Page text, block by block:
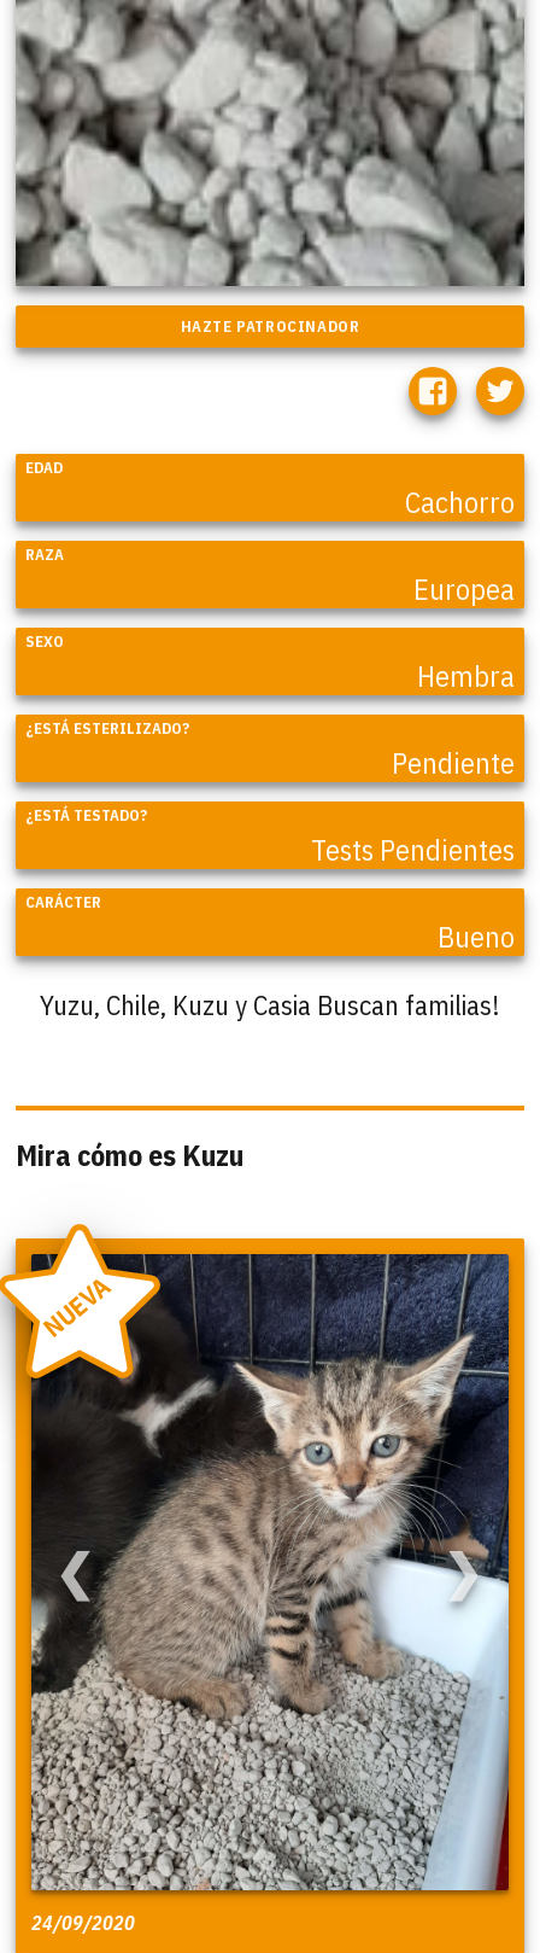
EDAD
Cachorro
RAZA
Europea
SEXO
Hembra
¿ESTÁ ESTERILIZADO?
Pendiente
¿ESTÁ TESTADO?
Tests Pendientes
CARÁCTER
Bueno
Yuzu, Chile, Kuzu y Casia Buscan familias!
Mira cómo es Kuzu
❮ ❯
NUEVA
24/09/2020